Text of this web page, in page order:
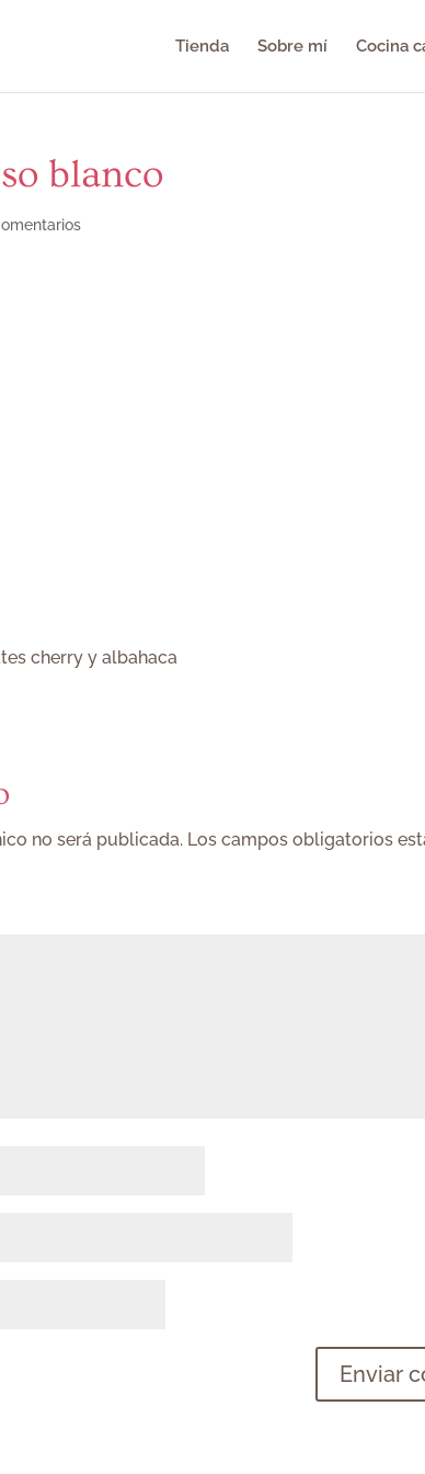
Tienda Sobre mí Cocina
blanco
cherry y albahaca
no será publicada. Los campos obligatorios